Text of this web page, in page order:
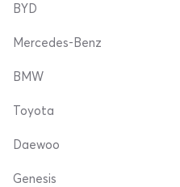
BYD
Mercedes-Benz
BMW
Toyota
Daewoo
Genesis